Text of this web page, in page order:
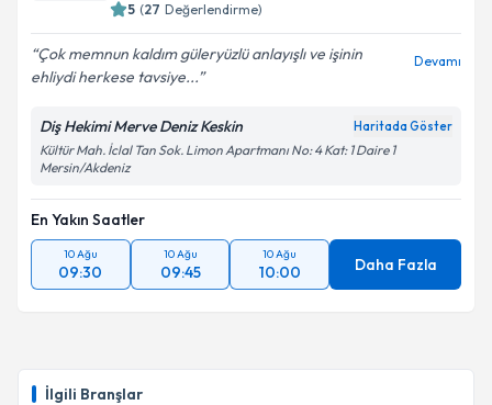
İlgili Branşlar
5 (27 Değerlendirme)
Çok memnun kaldım güleryüzlü anlayışlı ve işinin
ehliydi herkese tavsiye...
Devamı
Diş Hekimi Merve Deniz Keskin Haritada Göster
Kültür Mah. İclal Tan Sok. Limon Apartmanı No: 4 Kat: 1 Daire 1
Mersin/Akdeniz
En Yakın Saatler
10 Ağu
09:30
10 Ağu
09:45
10 Ağu
10:00 Daha Fazla